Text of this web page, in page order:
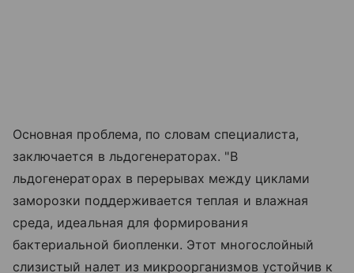
Основная проблема, по словам специалиста,
заключается в льдогенераторах. "В
льдогенераторах в перерывах между циклами
заморозки поддерживается теплая и влажная
среда, идеальная для формирования
бактериальной биопленки. Этот многослойный
слизистый налет из микроорганизмов устойчив к